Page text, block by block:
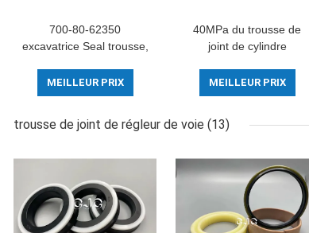
700-80-62350
excavatrice Seal trousse,
Ring Assortment trousse
FKM
MEILLEUR PRIX
40MPa du trousse de
joint de cylindre
rendement élevé 90 - 96
matériel en caoutchouc
MEILLEUR PRIX
trousse de joint de régleur de voie (13)